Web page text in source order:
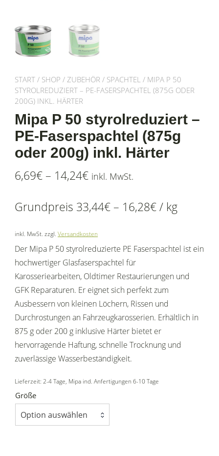
START / SHOP / ZUBEHÖR / SPACHTEL / MIPA P 50
STYROLREDUZIERT – PE-FASERSPACHTEL (875G ODER
200G) INKL. HÄRTER
Mipa P 50 styrolreduziert –
PE-Faserspachtel (875g
oder 200g) inkl. Härter
6,69€ – 14,24€ inkl. MwSt.
Grundpreis 33,44€ – 16,28€/ kg
inkl. MwSt. zzgl. Versandkosten
Der Mipa P 50 styrolreduzierte PE Faserspachtel ist ein
hochwertiger Glasfaserspachtel für
Karosseriearbeiten, Oldtimer Restaurierungen und
GFK Reparaturen. Er eignet sich perfekt zum
Ausbessern von kleinen Löchern, Rissen und
Durchrostungen an Fahrzeugkarosserien. Erhältlich in
875 g oder 200 g inklusive Härter bietet er
hervorragende Haftung, schnelle Trocknung und
zuverlässige Wasserbeständigkeit.
Lieferzeit: 2-4 Tage , Mipa ind. Anfertigungen 6-10 Tage
Größe
Option auswählen